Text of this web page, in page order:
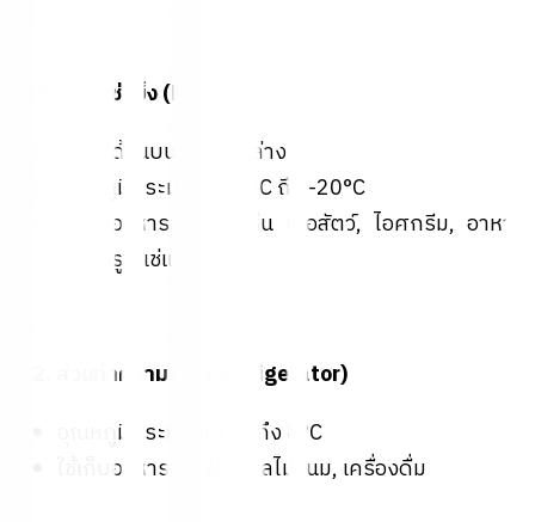
1. ส่วนแช่แข็ง (Freezer)
มักอยู่ด้านบนหรือด้านล่าง
อุณหภูมิประมาณ -18°C ถึง -20°C
ใช้เก็บอาหารแช่แข็ง เช่น เนื้อสัตว์, ไอศกรีม, อาหาร
สำเร็จรูปแช่แข็ง
2. ส่วนทำความเย็น (Refrigerator)
อุณหภูมิประมาณ 2°C ถึง 8°C
ใช้เก็บอาหารสด, ผัก, ผลไม้, นม, เครื่องดื่ม